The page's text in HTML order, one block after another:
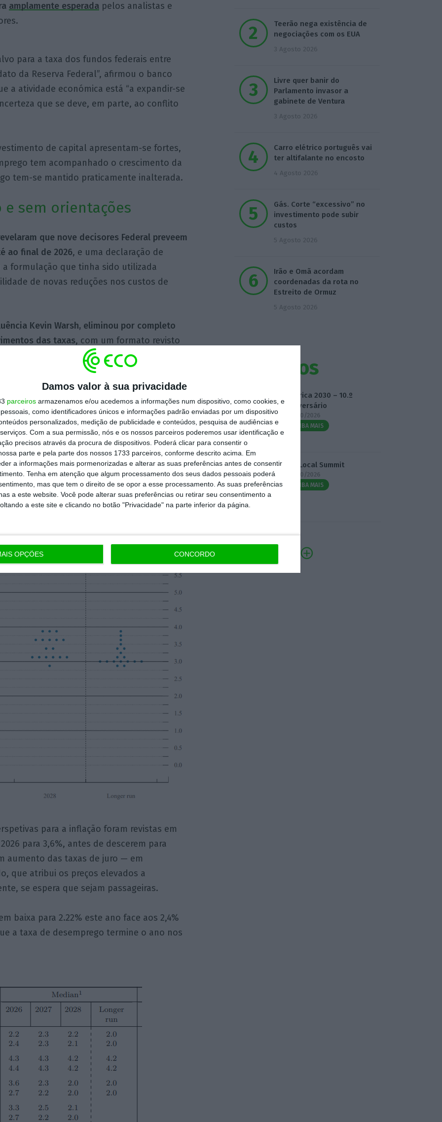
Damos valor à sua privacidade
parceiros armazenamos e/ou acedemos a informações num dispositivo, como cookies, e
como identificadores únicos e informações padrão enviadas por um dispositivo
personalizados, medição de publicidade e conteúdos, pesquisa de audiências e
Com a sua permissão, nós e os nossos parceiros poderemos usar identificação e
precisos através da procura de dispositivos. Poderá clicar para consentir o
parte e pela parte dos nossos 1733 parceiros, conforme descrito acima. Em
a informações mais pormenorizadas e alterar as suas preferências antes de consentir
Tenha em atenção que algum processamento dos seus dados pessoais poderá
mas que tem o direito de se opor a esse processamento. As suas preferências
a este website. Você pode alterar suas preferências ou retirar seu consentimento a
a este site e clicando no botão "Privacidade" na parte inferior da página.
OPÇÕES CONCORDO
amplamente esperadapelos analistas e
para a taxa dos fundos federais entre
da Reserva Federal”, afirmou o banco
a atividade económica está “a expandir-se
que se deve, em parte, ao conflito
de capital apresentam-se fortes,
tem acompanhado o crescimento da
tem-se mantido praticamente inalterada.
sem orientações
que nove decisores Federal preveem
ao final de 2026, e uma declaração de
formulação que tinha sido utilizada
de novas reduções nos custos de
Kevin Warsh, eliminou por completo
das taxas, com um formato revisto
as taxas e reafirmava a intenção do banco
no sistema bancário”. O documento
semelhante ao utilizado pelo antigo
projeções de taxas de juro e,
em falta no dot plot– gráfico que
comité – presume-se que tenha sido
apenas cerca de três semanas e tem-se
das Projeções Económicas.
para a inflação foram revistas em
para 3,6%, antes de descerem para
aumento das taxas de juro — em
que atribui os preços elevados a
se espera que sejam passageiras.
baixa para 2.22% este ano face aos 2,4%
a taxa de desemprego termine o ano nos
Teerão nega existência de
negociações com os EUA
3 Agosto 2026
Livre quer banir do
Parlamento invasor a
gabinete de Ventura
3 Agosto 2026
Carro elétrico português vai
ter altifalante no encosto
4 Agosto 2026
Gás. Corte “excessivo” no
investimento pode subir
custos
5 Agosto 2026
Irão e Omã acordam
coordenadas da rota no
Estreito de Ormuz
5 Agosto 2026
Eventos
Fábrica 2030 – 10.º
Aniversário
14/10/2026
SAIBA MAIS
3.º Local Summit
07/10/2026
SAIBA MAIS